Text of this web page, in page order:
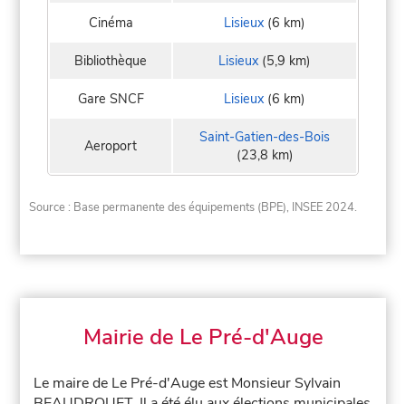
Cinéma Lisieux (6 km)
Bibliothèque Lisieux (5,9 km)
Gare SNCF Lisieux (6 km)
Aeroport
Saint-Gatien-des-Bois
(23,8 km)
Source : Base permanente des équipements (BPE), INSEE 2024.
Mairie de Le Pré-d'Auge
Le maire de Le Pré-d'Auge est Monsieur Sylvain